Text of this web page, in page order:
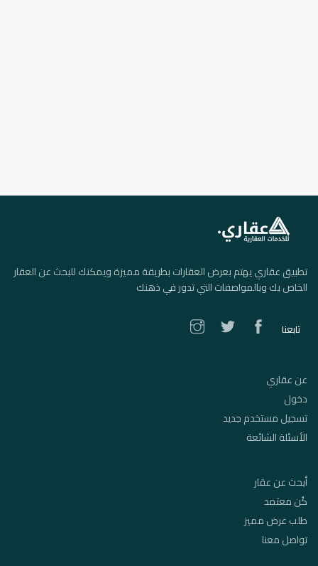
تطبيق عقاري يهتم بعرض العقارات بطريقة مميزة ويمكنك للبحث عن العقار
الخاص بك وبالمواصفات التي تدور في ذهنك
تابعنا
عن عقاري
دخول
تسجيل مستخدم جديد
الأسئلة الشائعة
أبحث عن عقار
كُن معتمد
طلب عرض مميز
تواصل معنا